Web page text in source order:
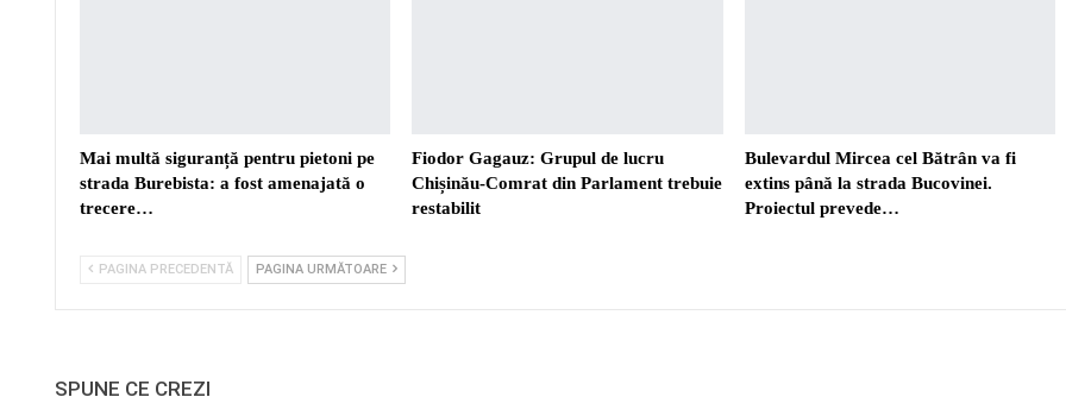
Mai multă siguranță pentru pietoni pe
strada Burebista: a fost amenajată o
trecere…
Fiodor Gagauz: Grupul de lucru
Chișinău-Comrat din Parlament trebuie
restabilit
Bulevardul Mircea cel Bătrân va fi
extins până la strada Bucovinei.
Proiectul prevede…
PAGINA PRECEDENTĂ PAGINA URMĂTOARE
SPUNE CE CREZI